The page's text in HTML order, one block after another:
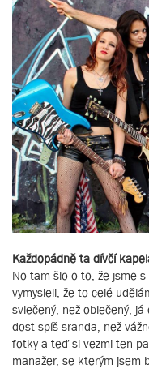
Každopádně ta dívčí
No tam šlo o to, že jsme
vymysleli, že to celé
svlečený, než oblečený,
dost spíš sranda, než
fotky a teď si vezmi ten
manažer, se kterým jsem